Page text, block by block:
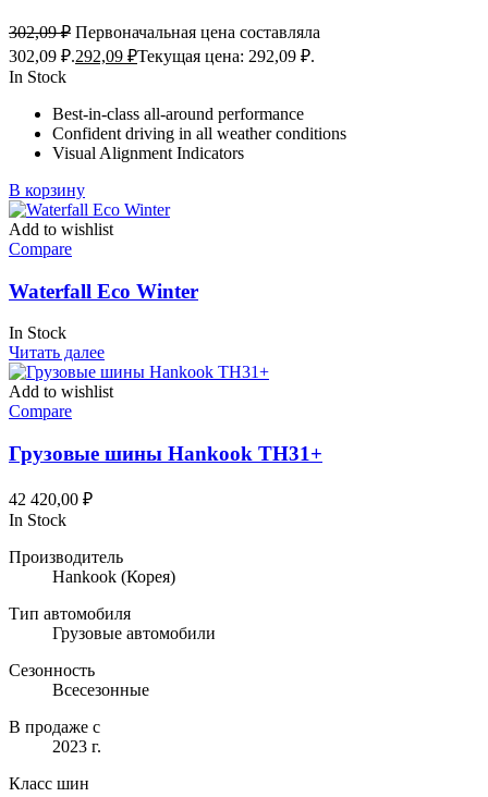
302,09₽ Первоначальная цена составляла
302,09 ₽.292,09 ₽Текущая цена: 292,09 ₽.
In Stock
Best-in-class all-around performance
Confident driving in all weather conditions
Visual Alignment Indicators
В корзину
Add to wishlist
Compare
Waterfall Eco Winter
In Stock
Читать далее
Add to wishlist
Compare
Грузовые шины Hankook TH31+
42 420,00 ₽
In Stock
Производитель
Hankook (Корея)
Тип автомобиля
Грузовые автомобили
Сезонность
Всесезонные
В продаже с
2023 г.
Класс шин